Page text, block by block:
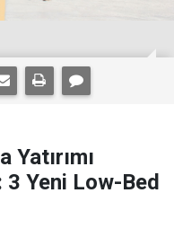
Yatırımı
3 Yeni Low-Bed